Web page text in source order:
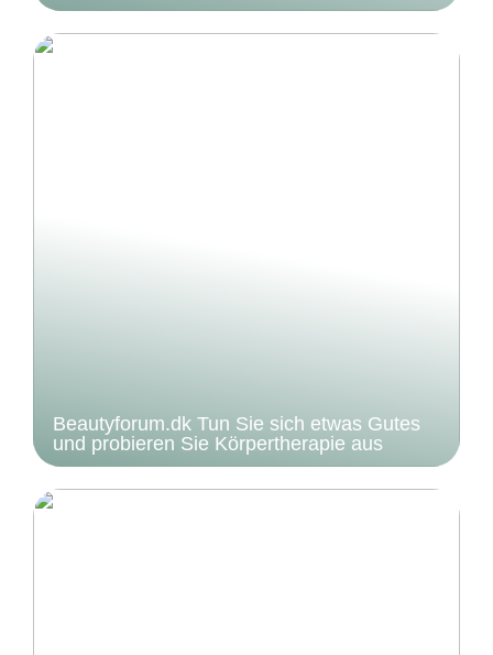
Beautyforum.dk Tun Sie sich etwas Gutes
und probieren Sie Körpertherapie aus